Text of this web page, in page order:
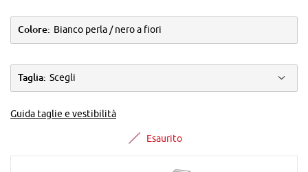
Colore: Bianco perla / nero a fiori
Taglia: Scegli
Guida taglie e vestibilità
Esaurito